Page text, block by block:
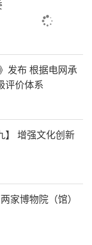
发布 根据电网承
评价体系
】 增强文化创新
家博物院（馆）